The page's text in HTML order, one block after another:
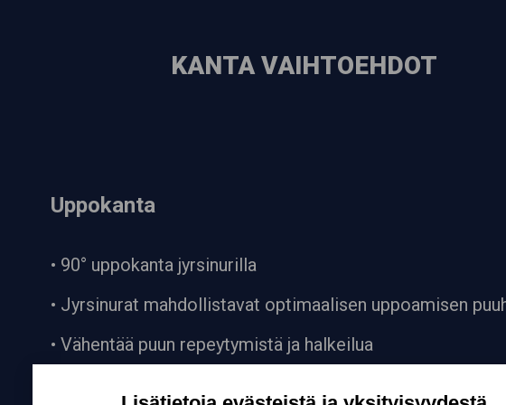
KANTA VAIHTOEHDOT
Uppokanta
• 90° uppokanta jyrsinurilla
• Jyrsinurat mahdollistavat optimaalisen uppoamisen
• Vähentää puun repeytymistä ja halkeilua